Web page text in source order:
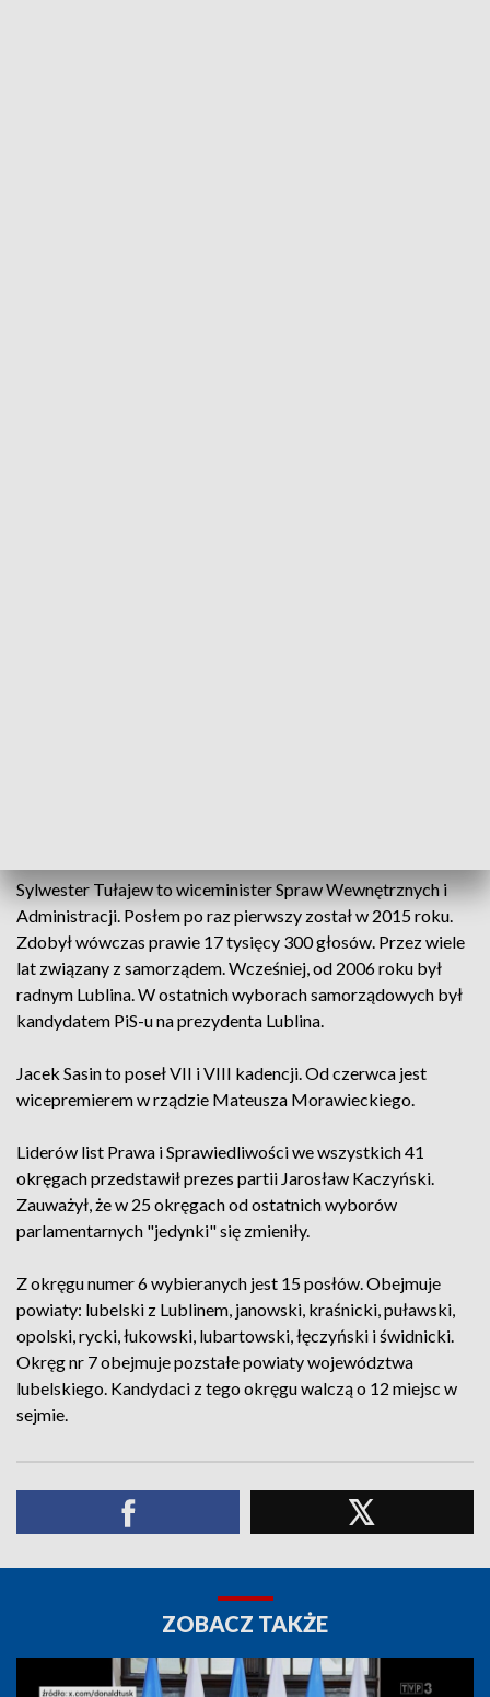
Sylwester Tułajew to wiceminister Spraw Wewnętrznych i
Administracji. Posłem po raz pierwszy został w 2015 roku.
Zdobył wówczas prawie 17 tysięcy 300 głosów. Przez wiele
lat związany z samorządem. Wcześniej, od 2006 roku był
radnym Lublina. W ostatnich wyborach samorządowych był
kandydatem PiS-u na prezydenta Lublina.
Jacek Sasin to poseł VII i VIII kadencji. Od czerwca jest
wicepremierem w rządzie Mateusza Morawieckiego.
Liderów list Prawa i Sprawiedliwości we wszystkich 41
okręgach przedstawił prezes partii Jarosław Kaczyński.
Zauważył, że w 25 okręgach od ostatnich wyborów
parlamentarnych "jedynki" się zmieniły.
Z okręgu numer 6 wybieranych jest 15 posłów. Obejmuje
powiaty: lubelski z Lublinem, janowski, kraśnicki, puławski,
opolski, rycki, łukowski, lubartowski, łęczyński i świdnicki.
Okręg nr 7 obejmuje pozstałe powiaty województwa
lubelskiego. Kandydaci z tego okręgu walczą o 12 miejsc w
sejmie.
ZOBACZ TAKŻE